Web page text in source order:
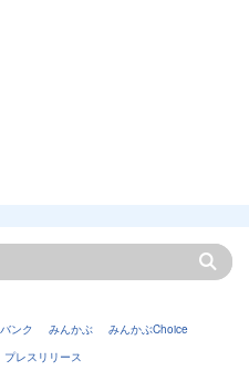
バンク みんかぶ
みんかぶChoice
プレスリリース